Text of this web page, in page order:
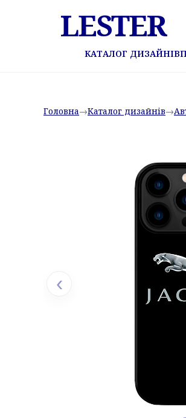
LESTER
КАТАЛОГ ДИЗАЙНІВ
Головна→Каталог дизайнів→
‹